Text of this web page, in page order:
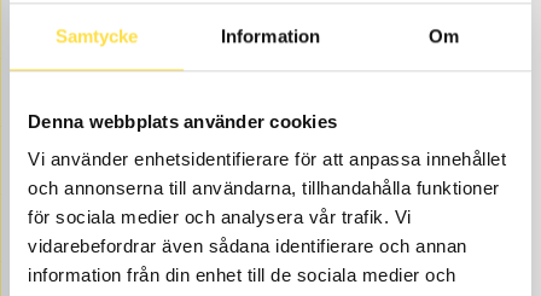
Samtycke Information Om
Denna webbplats använder cookies
Vi använder enhetsidentifierare för att anpassa innehållet
och annonserna till användarna, tillhandahålla funktioner
för sociala medier och analysera vår trafik. Vi
vidarebefordrar även sådana identifierare och annan
information från din enhet till de sociala medier och
+46 (0) 152-32500
info@batrading.se
finns som nya eller begagnade och varsamt renoverade
delar både som original och icke original. Vi har delar
som position 2 för alla Volvo Entreprenadmaskiner och
dessa delar som , till position 2 som passar till Volvo
grävmaskin EW140.